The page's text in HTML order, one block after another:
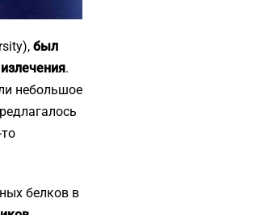
был
.
небольшое
белков в